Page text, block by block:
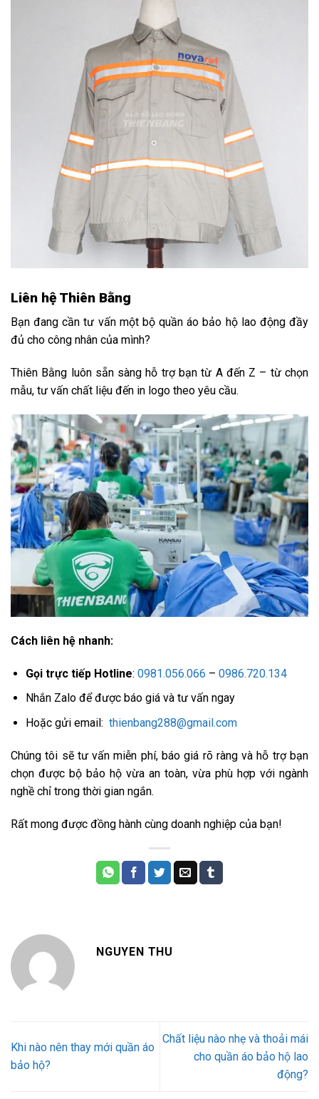
Liên hệ Thiên Bằng
Bạn đang cần tư vấn một bộ quần áo bảo hộ lao động đầy
đủ cho công nhân của mình?
Thiên Bằng luôn sẵn sàng hỗ trợ bạn từ A đến Z – từ chọn
mẫu, tư vấn chất liệu đến in logo theo yêu cầu.
Cách liên hệ nhanh:
Gọi trực tiếp Hotline: 0981.056.066 – 0986.720.134
Nhắn Zalo để được báo giá và tư vấn ngay
Hoặc gửi email: thienbang288@gmail.com
Chúng tôi sẽ tư vấn miễn phí, báo giá rõ ràng và hỗ trợ bạn
chọn được bộ bảo hộ vừa an toàn, vừa phù hợp với ngành
nghề chỉ trong thời gian ngắn.
Rất mong được đồng hành cùng doanh nghiệp của bạn!
NGUYEN THU
Khi nào nên thay mới quần áo
bảo hộ?
Chất liệu nào nhẹ và thoải mái
cho quần áo bảo hộ lao
động?